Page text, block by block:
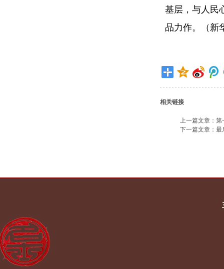
基层，与人民
品力作。（新
相关链接
上一篇文章： 第
下一篇文章： 最